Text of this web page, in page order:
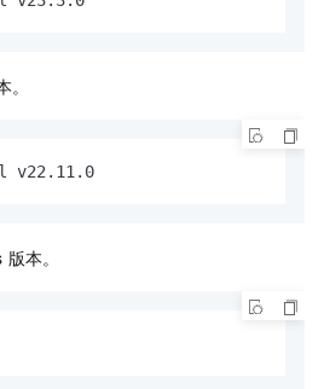
。
v22.11.0
版本。